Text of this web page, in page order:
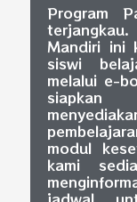
Program
Mandiri ini
siswi
melalui e-
siapkan
modul
kami